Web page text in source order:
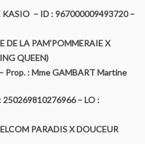
KASIO – ID : 967000009493720 –
DE LA PAM’POMMERAIE X
QUEEN)
Prop. : Mme GAMBART Martine
250269810276966 – LO :
PARADIS X DOUCEUR